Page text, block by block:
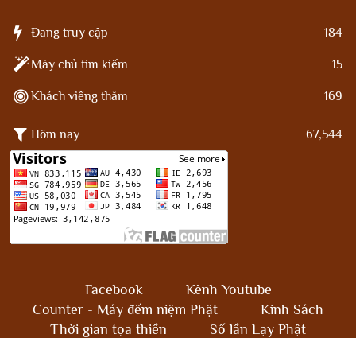
Đang truy cập 184
Máy chủ tìm kiếm 15
Khách viếng thăm 169
Hôm nay 67,544
Facebook
Kênh Youtube
Counter - Máy đếm niệm Phật
Kinh Sách
Thời gian tọa thiền
Số lần Lạy Phật